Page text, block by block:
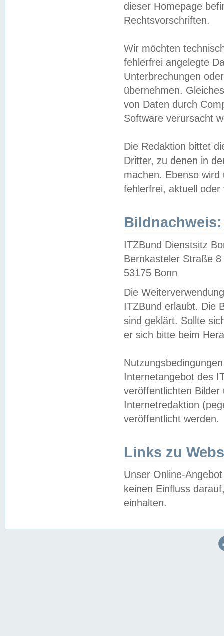
dieser Homepage
Rechtsvorschriften.
Wir möchten
fehlerfrei angelegte
Unterbrechungen
übernehmen.
von Daten durch
Software verursacht
Die Redaktion bittet
Dritter, zu denen in
machen. Ebenso
fehlerfrei, aktuell oder
Bildnachweis:
ITZBund Dienstsitz
Bernkasteler Straße 8
53175 Bonn
Die
ITZBund erlaubt. Die
sind geklärt. Sollte
er sich bitte beim
Internetangebot des
veröffentlichten
Internetredaktion
veröffentlicht werden.
Links zu
Unser Online-
keinen Einfluss
einhalten.